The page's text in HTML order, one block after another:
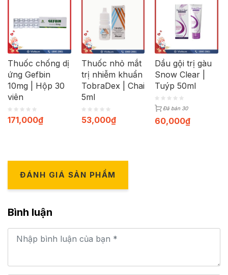
Thuốc chống dị
ứng Gefbin
10mg | Hộp 30
viên
171,000₫
Thuốc nhỏ mắt
trị nhiễm khuẩn
TobraDex | Chai
5ml
53,000₫
Dầu gội trị gàu
Snow Clear |
Tuýp 50ml
Đã bán 30
60,000₫
ĐÁNH GIÁ SẢN PHẨM
Bình luận